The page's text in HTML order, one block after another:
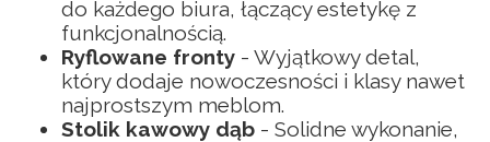
do każdego biura, łączący estetykę z
funkcjonalnością.
Ryflowane fronty - Wyjątkowy detal,
który dodaje nowoczesności i klasy nawet
najprostszym meblom.
Stolik kawowy dąb - Solidne wykonanie,